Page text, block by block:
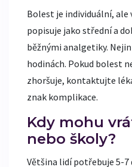
Bolest je individuální,
popisuje jako střední a
běžnými analgetiky.
hodinách. Pokud bolest
zhoršuje, kontaktujte
znak komplikace.
Kdy mohu
nebo školy?
Většina lidí potřebuje 5-7